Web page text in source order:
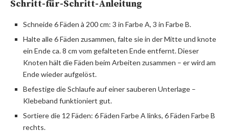
Schritt-für-Schritt-Anleitung
Schneide 6 Fäden à 200 cm: 3 in Farbe A, 3 in Farbe B.
Halte alle 6 Fäden zusammen, falte sie in der Mitte und knote
ein Ende ca. 8 cm vom gefalteten Ende entfernt. Dieser
Knoten hält die Fäden beim Arbeiten zusammen – er wird am
Ende wieder aufgelöst.
Befestige die Schlaufe auf einer sauberen Unterlage –
Klebeband funktioniert gut.
Sortiere die 12 Fäden: 6 Fäden Farbe A links, 6 Fäden Farbe B
rechts.